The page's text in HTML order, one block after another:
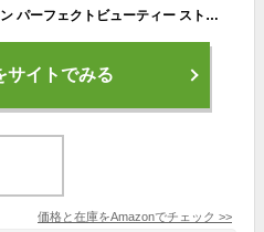
Diane(ダイアン) モイストダイアン パーフェクトビューティー ストレート ヘアミルク 100ml 洗い流さないヘアトリートメント トリートメント 100ミリリットル (x 1)
サイトでみる
価格と在庫をAmazonでチェック >>